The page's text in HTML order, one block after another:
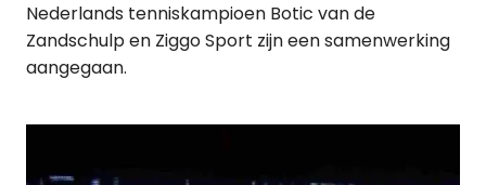
Nederlands tenniskampioen Botic van de
Zandschulp en Ziggo Sport zijn een samenwerking
aangegaan.